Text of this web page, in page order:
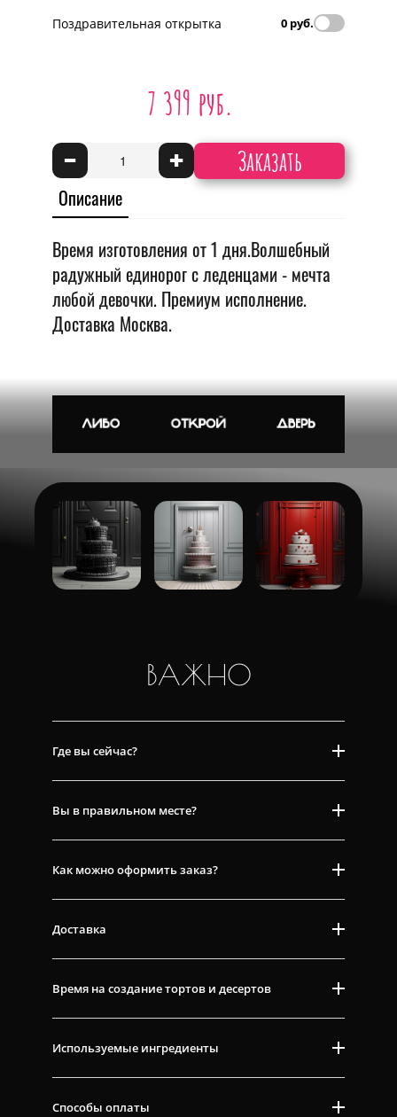
7 399 руб.
Заказать
- +
Поздравительная открытка 0 руб.
Описание
Время изготовления от 1 дня.Волшебный
радужный единорог с леденцами - мечта
любой девочки. Премиум исполнение.
Доставка Москва.
ВАЖНО
Где вы сейчас?
Вы в правильном месте?
Как можно оформить заказ?
Доставка
Время на создание тортов и десертов
Используемые ингредиенты
Способы оплаты